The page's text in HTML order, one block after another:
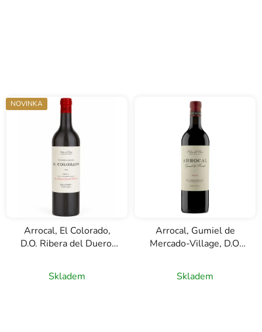
NOVINKA
Arrocal, El Colorado,
D.O. Ribera del Duero,
Skladem
Arrocal, Gumiel de
Mercado-Village, D.O.
červené víno, 0,75l
Skladem